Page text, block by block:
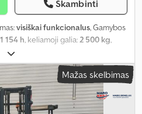
Skambinti
visiškai funkcionalus, Gamybos
1 154 h, keliamoji galia:2 500 kg,
tipas:
Mažas skelbimas